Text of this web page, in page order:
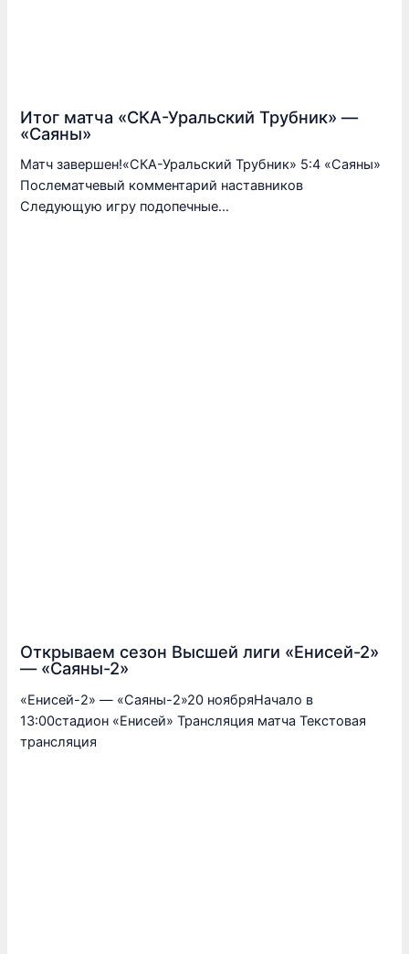
Итог матча «СКА-Уральский Трубник» —
«Саяны»
Матч завершен!«СКА-Уральский Трубник» 5:4 «Саяны»
Послематчевый комментарий наставников
Следующую игру подопечные…
Открываем сезон Высшей лиги «Енисей-2»
— «Саяны-2»
«Енисей-2» — «Саяны-2»20 ноябряНачало в
13:00стадион «Енисей» Трансляция матча Текстовая
трансляция